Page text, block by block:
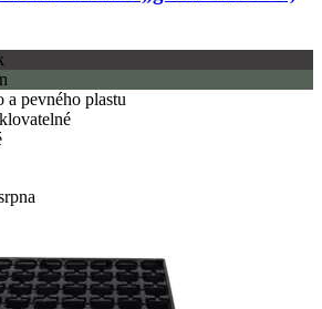
a pevného plastu